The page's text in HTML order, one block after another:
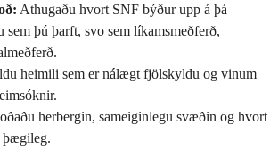
Athugaðu hvort SNF býður upp á þá
sem þú þarft, svo sem líkamsmeðferð,
heimili sem er nálægt fjölskyldu og vinum
herbergin, sameiginlegu svæðin og hvort
þægileg.